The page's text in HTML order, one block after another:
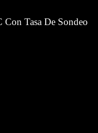
Con Tasa De Sondeo